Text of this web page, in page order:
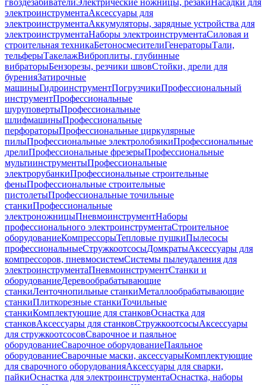
гвоздезабивателиЭлектрические ножницы, резакиНасадки для
электроинструментаАксессуары для
электроинструментаАккумуляторы, зарядные устройства для
электроинструментаНаборы электроинструментаСиловая и
строительная техникаБетоносмесителиГенераторыТали,
тельферыТакелажВиброплиты, глубинные
вибраторыБензорезы, резчики швовСтойки, дрели для
буренияЗатирочные
машиныГидроинструментПогрузчикиПрофессиональный
инструментПрофессиональные
шуруповертыПрофессиональные
шлифмашиныПрофессиональные
перфораторыПрофессиональные циркулярные
пилыПрофессиональные электролобзикиПрофессиональные
дрелиПрофессиональные фрезерыПрофессиональные
мультиинструментыПрофессиональные
электрорубанкиПрофессиональные строительные
феныПрофессиональные строительные
пистолетыПрофессиональные точильные
станкиПрофессиональные
электроножницыПневмоинструментНаборы
профессионального электроинструментаСтроительное
оборудованиеКомпрессорыТепловые пушкиПылесосы
профессиональныеСтружкоотсосыДомкратыАксессуары для
компрессоров, пневмосистемСистемы пылеудаления для
электроинструментаПневмоинструментСтанки и
оборудованиеДеревообрабатывающие
станкиЛенточнопильные станкиМеталлообрабатывающие
станкиПлиткорезные станкиТочильные
станкиКомплектующие для станковОснастка для
станковАксессуары для станковСтружкоотсосыАксессуары
для стружкоотсосовСварочное и паяльное
оборудованиеСварочное оборудованиеПаяльное
оборудованиеСварочные маски, аксессуарыКомплектующие
для сварочного оборудованияАксессуары для сварки,
пайкиОснастка для электроинструментаОснастка, наборы